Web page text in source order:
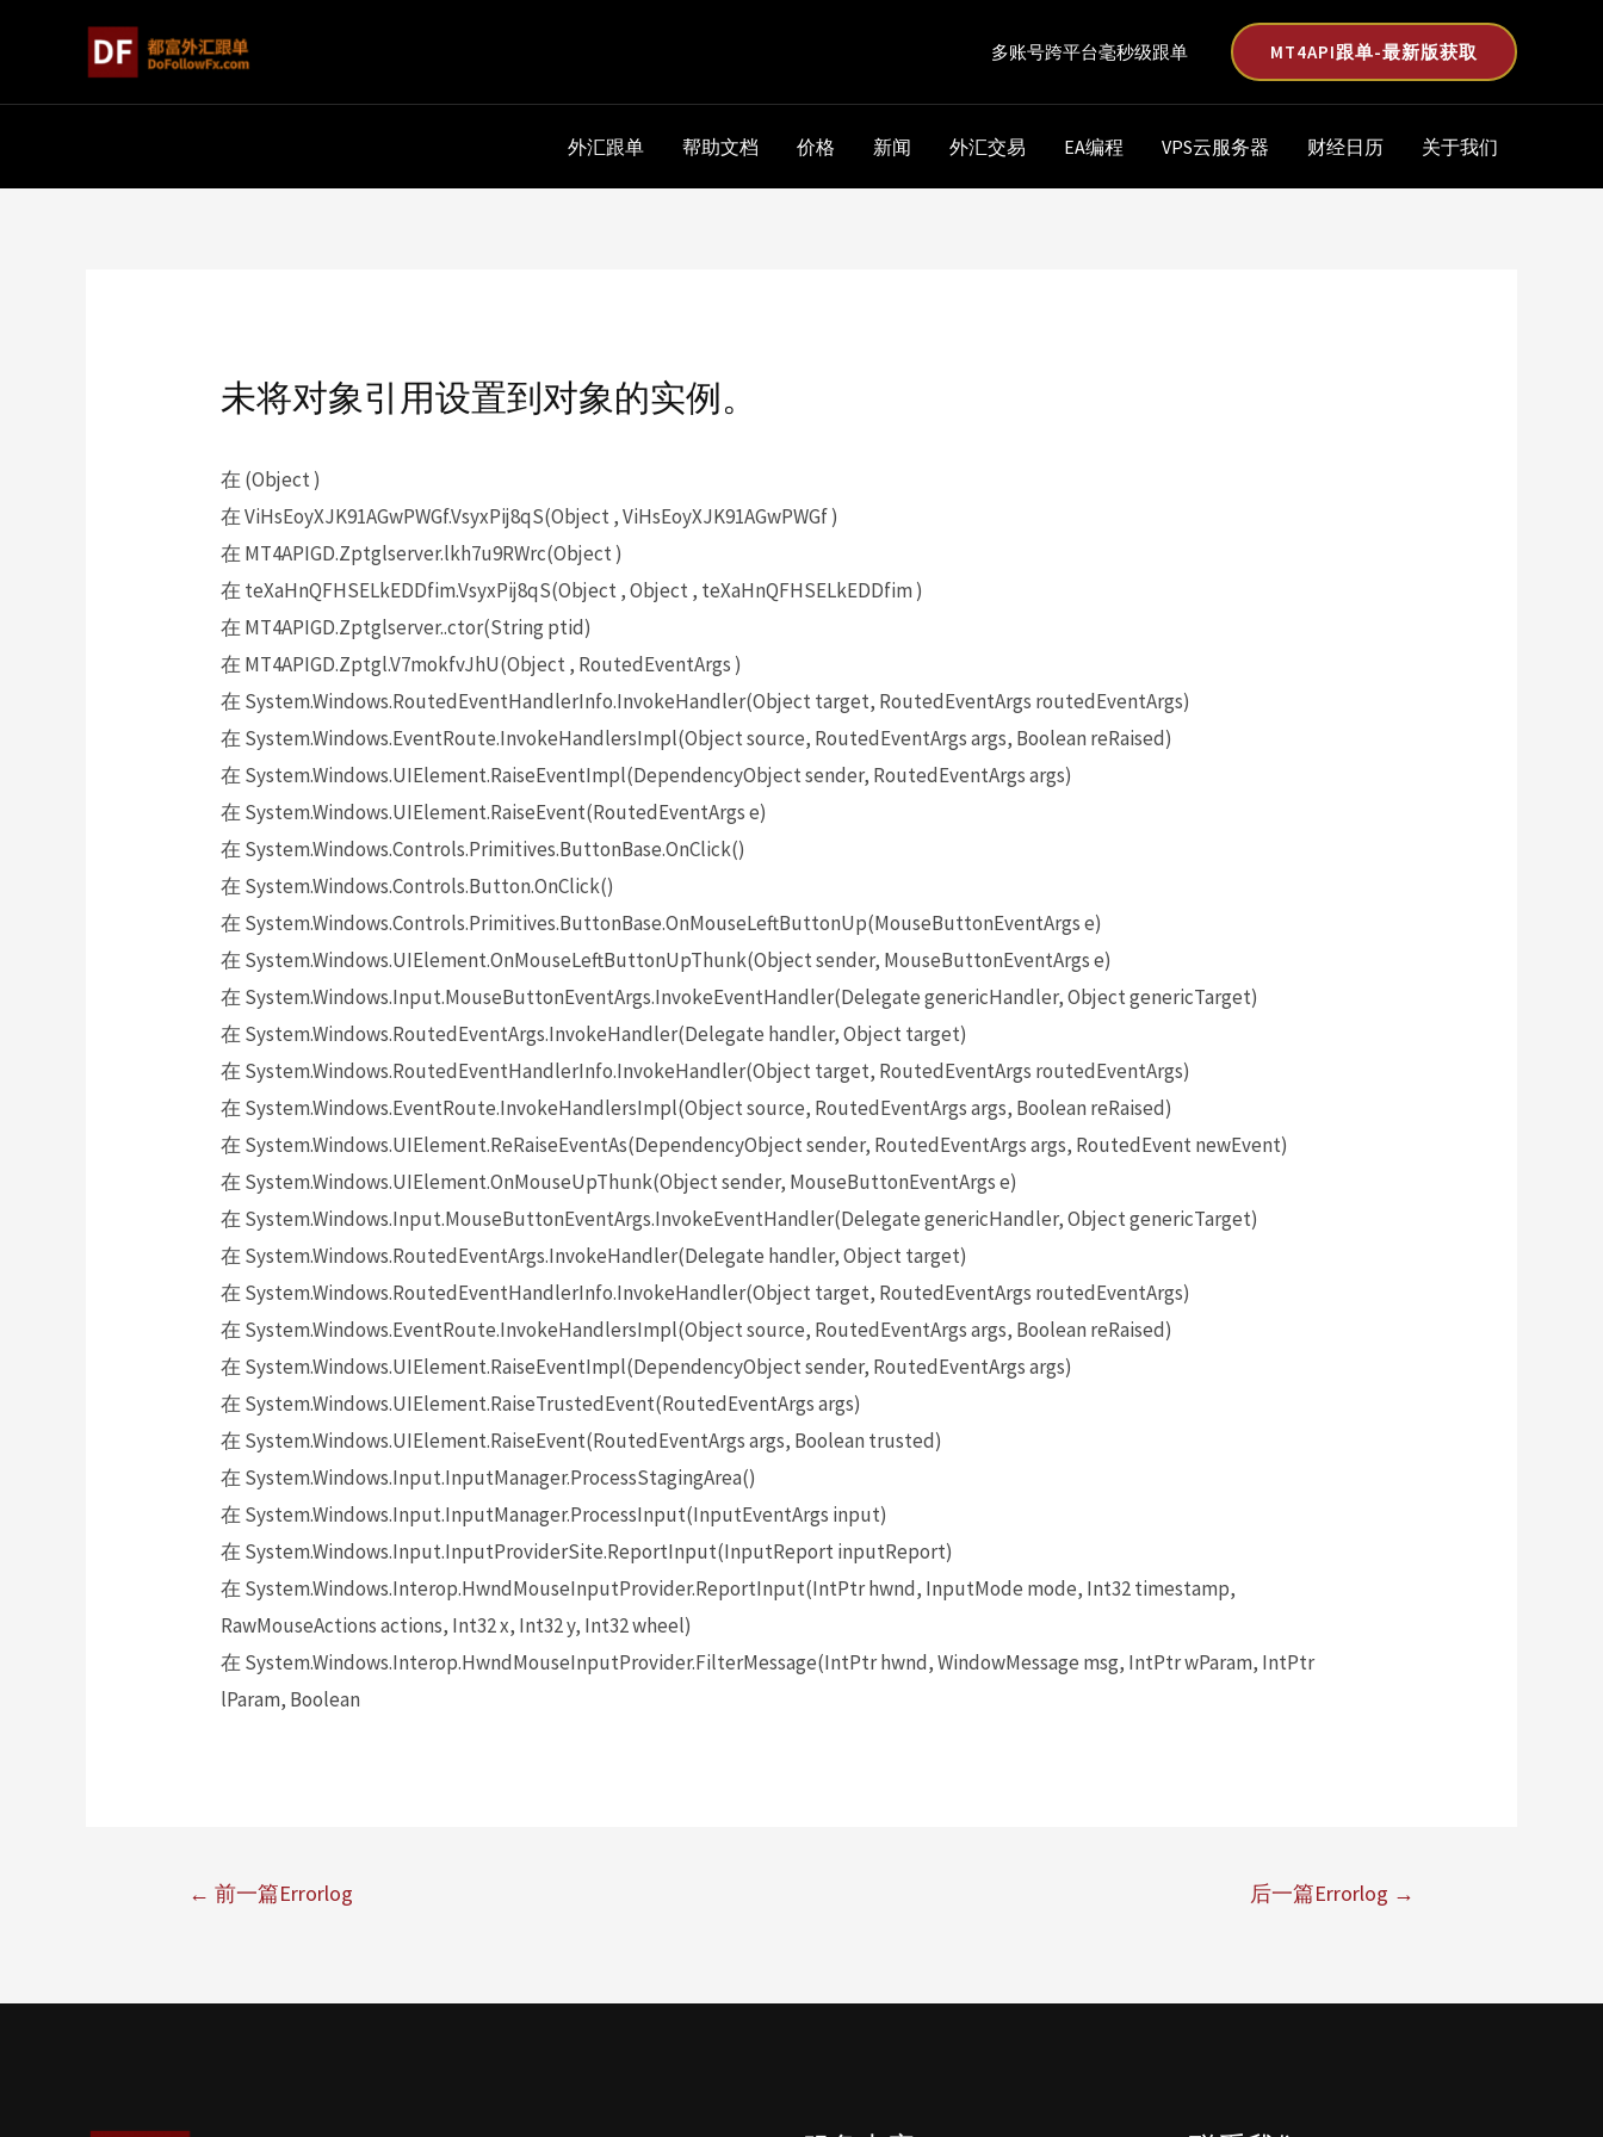
多账号跨平台毫秒级跟单 MT4API跟单-最新版获取
外汇跟单 帮助文档 价格 新闻 外汇交易 EA编程 VPS云服务器 财经日历 关于我们
未将对象引用设置到对象的实例。
在 (Object )
在 ViHsEoyXJK91AGwPWGf.VsyxPij8qS(Object , ViHsEoyXJK91AGwPWGf )
在 MT4APIGD.Zptglserver.lkh7u9RWrc(Object )
在 teXaHnQFHSELkEDDfim.VsyxPij8qS(Object , Object , teXaHnQFHSELkEDDfim )
在 MT4APIGD.Zptglserver..ctor(String ptid)
在 MT4APIGD.Zptgl.V7mokfvJhU(Object , RoutedEventArgs )
在 System.Windows.RoutedEventHandlerInfo.InvokeHandler(Object target, RoutedEventArgs routedEventArgs)
在 System.Windows.EventRoute.InvokeHandlersImpl(Object source, RoutedEventArgs args, Boolean reRaised)
在 System.Windows.UIElement.RaiseEventImpl(DependencyObject sender, RoutedEventArgs args)
在 System.Windows.UIElement.RaiseEvent(RoutedEventArgs e)
在 System.Windows.Controls.Primitives.ButtonBase.OnClick()
在 System.Windows.Controls.Button.OnClick()
在 System.Windows.Controls.Primitives.ButtonBase.OnMouseLeftButtonUp(MouseButtonEventArgs e)
在 System.Windows.UIElement.OnMouseLeftButtonUpThunk(Object sender, MouseButtonEventArgs e)
在 System.Windows.Input.MouseButtonEventArgs.InvokeEventHandler(Delegate genericHandler, Object genericTarget)
在 System.Windows.RoutedEventArgs.InvokeHandler(Delegate handler, Object target)
在 System.Windows.RoutedEventHandlerInfo.InvokeHandler(Object target, RoutedEventArgs routedEventArgs)
在 System.Windows.EventRoute.InvokeHandlersImpl(Object source, RoutedEventArgs args, Boolean reRaised)
在 System.Windows.UIElement.ReRaiseEventAs(DependencyObject sender, RoutedEventArgs args, RoutedEvent newEvent)
在 System.Windows.UIElement.OnMouseUpThunk(Object sender, MouseButtonEventArgs e)
在 System.Windows.Input.MouseButtonEventArgs.InvokeEventHandler(Delegate genericHandler, Object genericTarget)
在 System.Windows.RoutedEventArgs.InvokeHandler(Delegate handler, Object target)
在 System.Windows.RoutedEventHandlerInfo.InvokeHandler(Object target, RoutedEventArgs routedEventArgs)
在 System.Windows.EventRoute.InvokeHandlersImpl(Object source, RoutedEventArgs args, Boolean reRaised)
在 System.Windows.UIElement.RaiseEventImpl(DependencyObject sender, RoutedEventArgs args)
在 System.Windows.UIElement.RaiseTrustedEvent(RoutedEventArgs args)
在 System.Windows.UIElement.RaiseEvent(RoutedEventArgs args, Boolean trusted)
在 System.Windows.Input.InputManager.ProcessStagingArea()
在 System.Windows.Input.InputManager.ProcessInput(InputEventArgs input)
在 System.Windows.Input.InputProviderSite.ReportInput(InputReport inputReport)
在 System.Windows.Interop.HwndMouseInputProvider.ReportInput(IntPtr hwnd, InputMode mode, Int32 timestamp,
RawMouseActions actions, Int32 x, Int32 y, Int32 wheel)
在 System.Windows.Interop.HwndMouseInputProvider.FilterMessage(IntPtr hwnd, WindowMessage msg, IntPtr wParam, IntPtr
lParam, Boolean
← 前一篇Errorlog 后一篇Errorlog →